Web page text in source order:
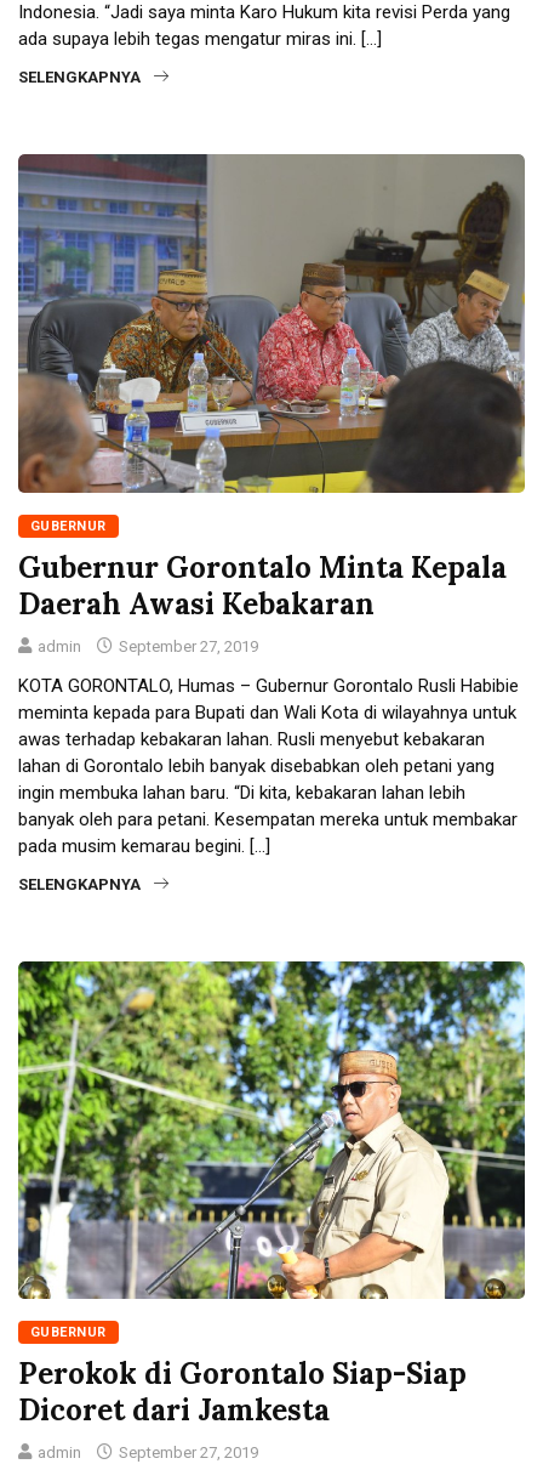
Indonesia. “Jadi saya minta Karo Hukum kita revisi Perda yang
ada supaya lebih tegas mengatur miras ini. […]
SELENGKAPNYA
GUBERNUR
Gubernur Gorontalo Minta Kepala
Daerah Awasi Kebakaran
admin September 27, 2019
KOTA GORONTALO, Humas – Gubernur Gorontalo Rusli Habibie
meminta kepada para Bupati dan Wali Kota di wilayahnya untuk
awas terhadap kebakaran lahan. Rusli menyebut kebakaran
lahan di Gorontalo lebih banyak disebabkan oleh petani yang
ingin membuka lahan baru. “Di kita, kebakaran lahan lebih
banyak oleh para petani. Kesempatan mereka untuk membakar
pada musim kemarau begini. […]
SELENGKAPNYA
GUBERNUR
Perokok di Gorontalo Siap-Siap
Dicoret dari Jamkesta
admin September 27, 2019